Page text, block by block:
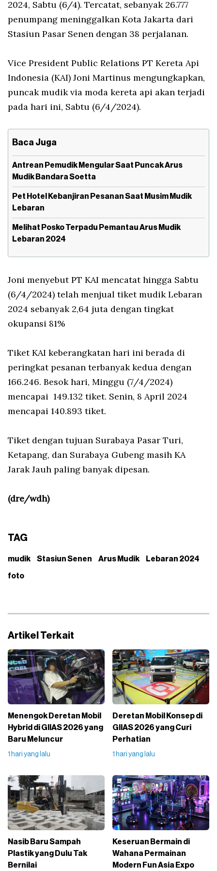
2024, Sabtu (6/4). Tercatat, sebanyak 26.777
penumpang meninggalkan Kota Jakarta dari
Stasiun Pasar Senen dengan 38 perjalanan.
Vice President Public Relations PT Kereta Api
Indonesia (KAI) Joni Martinus mengungkapkan,
puncak mudik via moda kereta api akan terjadi
pada hari ini, Sabtu (6/4/2024).
Baca Juga
Antrean Pemudik Mengular Saat Puncak Arus
Mudik Bandara Soetta
Pet Hotel Kebanjiran Pesanan Saat Musim Mudik
Lebaran
Melihat Posko Terpadu Pemantau Arus Mudik
Lebaran 2024
Joni menyebut PT KAI mencatat hingga Sabtu
(6/4/2024) telah menjual tiket mudik Lebaran
2024 sebanyak 2,64 juta dengan tingkat
okupansi 81%
Tiket KAI keberangkatan hari ini berada di
peringkat pesanan terbanyak kedua dengan
166.246. Besok hari, Minggu (7/4/2024)
mencapai 149.132 tiket. Senin, 8 April 2024
mencapai 140.893 tiket.
Tiket dengan tujuan Surabaya Pasar Turi,
Ketapang, dan Surabaya Gubeng masih KA
Jarak Jauh paling banyak dipesan.
(dre/wdh)
TAG
mudik Stasiun Senen Arus Mudik Lebaran 2024
foto
Artikel Terkait
Menengok Deretan Mobil
Hybrid di GIIAS 2026 yang
Baru Meluncur
1 hari yang lalu
Deretan Mobil Konsep di
GIIAS 2026 yang Curi
Perhatian
1 hari yang lalu
Nasib Baru Sampah
Plastik yang Dulu Tak
Bernilai
Keseruan Bermain di
Wahana Permainan
Modern Fun Asia Expo